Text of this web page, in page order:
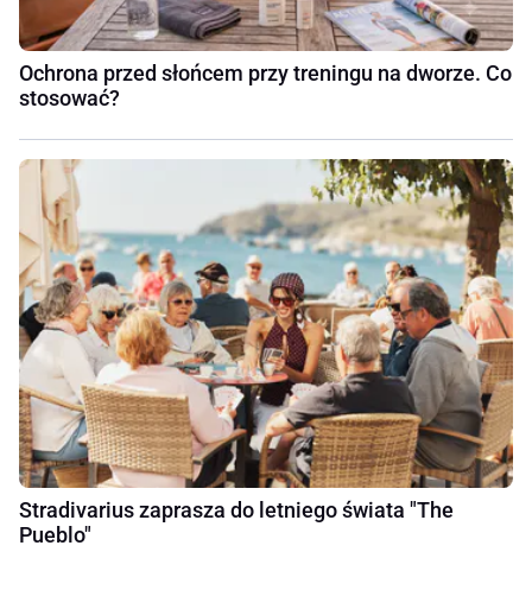
Ochrona przed słońcem przy treningu na dworze. Co
stosować?
Stradivarius zaprasza do letniego świata "The
Pueblo"